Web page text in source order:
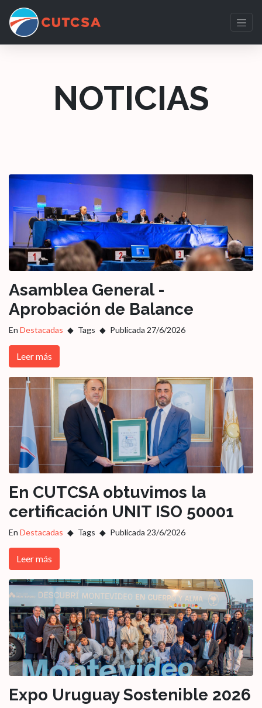
NOTICIAS
Asamblea General -
Aprobación de Balance
En Destacadas Tags Publicada 27/6/2026
Leer más
En CUTCSA obtuvimos la
certificación UNIT ISO 50001
En Destacadas Tags Publicada 23/6/2026
Leer más
Expo Uruguay Sostenible 2026